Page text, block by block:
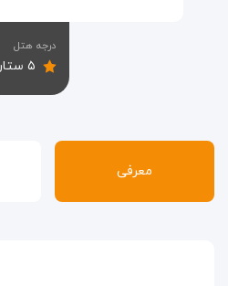
درجه هتل
معرفی